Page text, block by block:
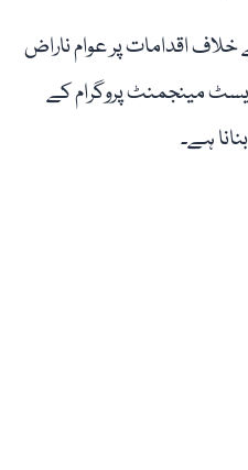
خلاف اقدامات پر عوام ناراض
مینجمنٹ پروگرام کے
ہے۔